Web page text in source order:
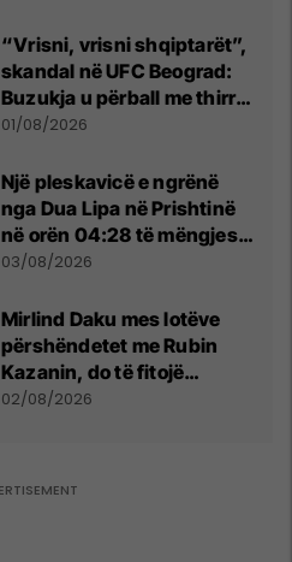
“Vrisni, vrisni shqiptarët”,
skandal në UFC Beograd:
Buzukja u përball me thirrje
anti-shqiptare nga
01/08/2026
Një pleskavicë e ngrënë
nga Dua Lipa në Prishtinë
në orën 04:28 të mëngjesit
- dhe bota digjitale serbe
03/08/2026
Mirlind Daku mes lotëve
përshëndetet me Rubin
Kazanin, do të fitojë
miliona te Spartak Moska
02/08/2026